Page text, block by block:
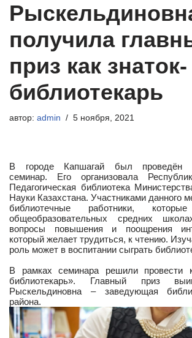
получила
приз как знаток-
библиотекарь
автор: admin 5 ноября, 2021
В городе Капшагай был проведён
семинар. Его организовала
Педагогическая библиотека
Науки Казахстана. Участниками данного
библиотечные работники,
общеобразовательных средних
вопросы повышения и поощрения
который желает трудиться, к чтению.
роль может в воспитании сыграть
В рамках семинара решили провести
библиотекарь». Главный приз
Рыскельдиновна – заведующая
района.